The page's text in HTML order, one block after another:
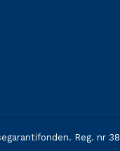
Reg. nr